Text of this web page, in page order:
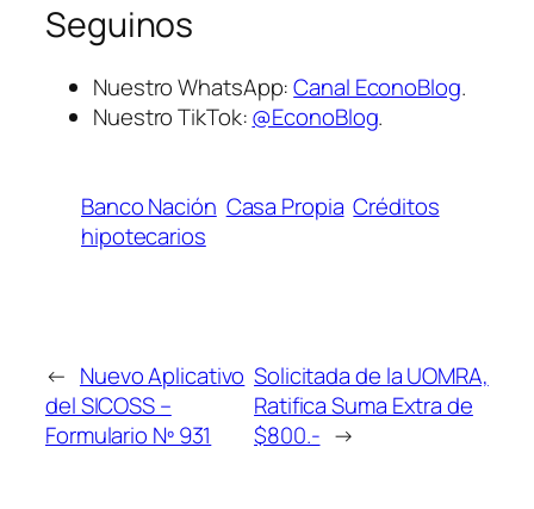
Seguinos
Nuestro WhatsApp:Canal EconoBlog.
Nuestro TikTok:@EconoBlog.
Banco Nación Casa Propia Créditos
hipotecarios
← Nuevo Aplicativo
del SICOSS –
Formulario Nº 931
Solicitada de la UOMRA,
Ratifica Suma Extra de
$800.- →